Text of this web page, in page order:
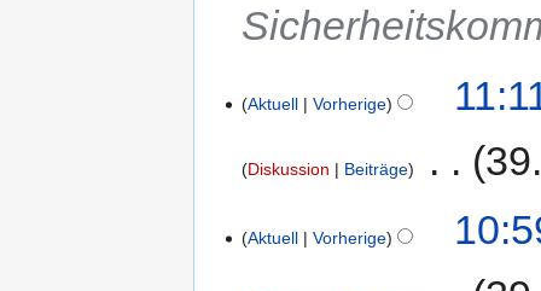
Aktuell Vorherige
Diskussion Beiträge
Aktuell Vorherige